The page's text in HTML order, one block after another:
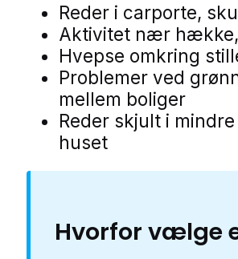
Reder i carporte,
Aktivitet nær
Hvepse omkring
Problemer ved
mellem boliger
Reder skjult i
huset
Hvorfor vælge